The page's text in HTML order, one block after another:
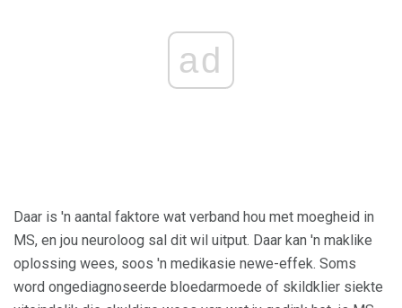
ad
Daar is 'n aantal faktore wat verband hou met moegheid in
MS, en jou neuroloog sal dit wil uitput. Daar kan 'n maklike
oplossing wees, soos 'n medikasie newe-effek. Soms
word ongediagnoseerde bloedarmoede of skildklier siekte